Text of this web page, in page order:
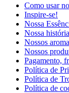
Como usar
Inspire-se!
Nossa
Nossa história
Nossos
Nossos
Pagamento,
Política de
Política de
Política de